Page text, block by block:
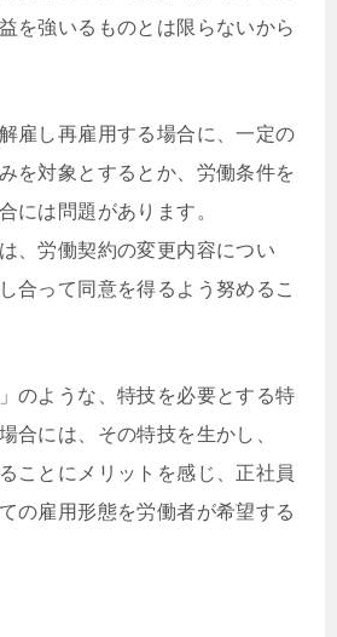
を強いるものとは限らないから
雇し再雇用する場合に、一定の
を対象とするとか、労働条件を
には問題があります。
、労働契約の変更内容につい
合って同意を得るよう努めるこ
のような、特技を必要とする特
合には、その特技を生かし、
ことにメリットを感じ、正社員
の雇用形態を労働者が希望する